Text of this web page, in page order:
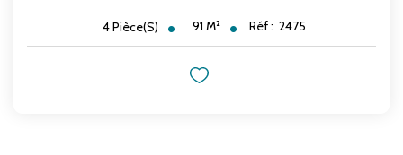
4Pièce(s) 91 M² Réf : 2475